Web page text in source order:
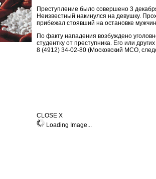
Преступление было совершено 3
Неизвестный накинулся на девушку.
прибежал стоявший на остановке
По факту нападения возбуждено
студентку от преступника. Его или
8 (4912) 34-02-80 (Московский МСО,
CLOSE X
Loading Image...